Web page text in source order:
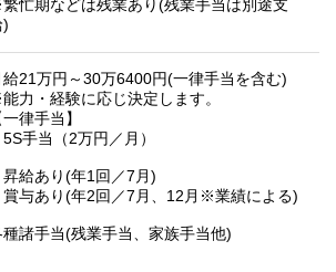
忙期などは残業あり(残業手当は別途支
)
給21万円～30万6400円(一律手当を含む)
力・経験に応じ決定します。
一律手当】
5S手当（2万円／月）
昇給あり(年1回／7月)
賞与あり(年2回／7月、12月※業績による)
種諸手当(残業手当、家族手当他)